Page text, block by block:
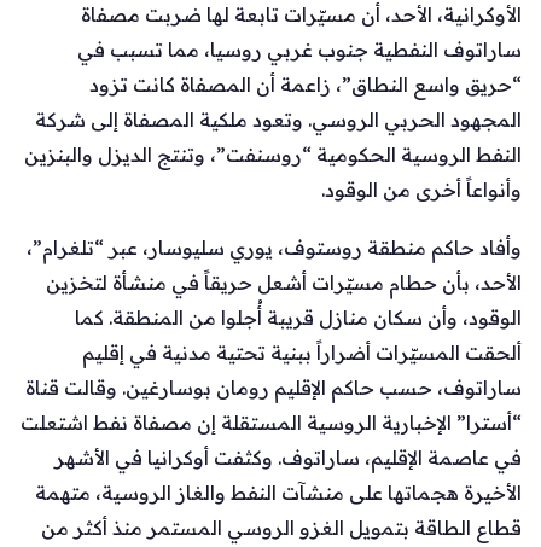
الأوكرانية، الأحد، أن مسيّرات تابعة لها ضربت مصفاة
ساراتوف النفطية جنوب غربي روسيا، مما تسبب في
“حريق واسع النطاق”، زاعمة أن المصفاة كانت تزود
المجهود الحربي الروسي. وتعود ملكية المصفاة إلى شركة
النفط الروسية الحكومية “روسنفت”، وتنتج الديزل والبنزين
وأنواعاً أخرى من الوقود.
وأفاد حاكم منطقة روستوف، يوري سليوسار، عبر “تلغرام”،
الأحد، بأن حطام مسيّرات أشعل حريقاً في منشأة لتخزين
الوقود، وأن سكان منازل قريبة أُجلوا من المنطقة. كما
ألحقت المسيّرات أضراراً ببنية تحتية مدنية في إقليم
ساراتوف، حسب حاكم الإقليم رومان بوسارغين. وقالت قناة
“أسترا” الإخبارية الروسية المستقلة إن مصفاة نفط اشتعلت
في عاصمة الإقليم، ساراتوف. وكثفت أوكرانيا في الأشهر
الأخيرة هجماتها على منشآت النفط والغاز الروسية، متهمة
قطاع الطاقة بتمويل الغزو الروسي المستمر منذ أكثر من